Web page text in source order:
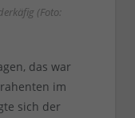
(Foto:
das war
im
sich der